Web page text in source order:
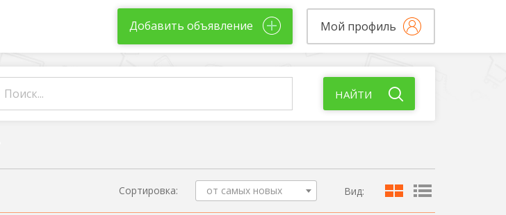
Добавить объявление Мой профиль
НАЙТИ
Сортировка: от самых новых Вид: